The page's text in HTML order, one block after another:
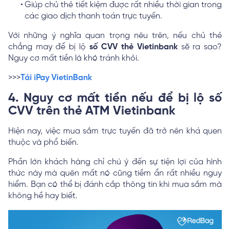
Giúp chủ thẻ tiết kiệm được rất nhiều thời gian trong
các giao dịch thanh toán trực tuyến.
Với những ý nghĩa quan trọng nêu trên, nếu chủ thẻ
chẳng may để bị lộ số CVV thẻ Vietinbanksẽ ra sao?
Nguy cơ mất tiền là khó tránh khỏi.
>>>Tải iPay VietinBank
4. Nguy cơ mất tiền nếu để bị lộ số
CVV trên thẻ ATM Vietinbank
Hiện nay, việc mua sắm trực tuyến đã trở nên khá quen
thuộc và phổ biến.
Phần lớn khách hàng chỉ chú ý đến sự tiện lợi của hình
thức này mà quên mất nó cũng tiềm ẩn rất nhiều nguy
hiểm. Bạn có thể bị đánh cắp thông tin khi mua sắm mà
không hề hay biết.